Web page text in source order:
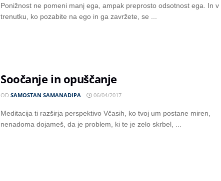
Ponižnost ne pomeni manj ega, ampak preprosto odsotnost ega. In v
trenutku, ko pozabite na ego in ga zavržete, se ...
Soočanje in opuščanje
OD SAMOSTAN SAMANADIPA 06/04/2017
Meditacija ti razširja perspektivo Včasih, ko tvoj um postane miren,
nenadoma dojameš, da je problem, ki te je zelo skrbel, ...